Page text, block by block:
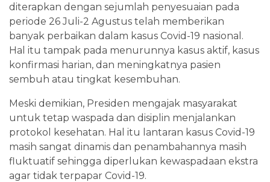
diterapkan dengan sejumlah penyesuaian pada
periode 26 Juli-2 Agustus telah memberikan
banyak perbaikan dalam kasus Covid-19 nasional.
Hal itu tampak pada menurunnya kasus aktif, kasus
konfirmasi harian, dan meningkatnya pasien
sembuh atau tingkat kesembuhan.
Meski demikian, Presiden mengajak masyarakat
untuk tetap waspada dan disiplin menjalankan
protokol kesehatan. Hal itu lantaran kasus Covid-19
masih sangat dinamis dan penambahannya masih
fluktuatif sehingga diperlukan kewaspadaan ekstra
agar tidak terpapar Covid-19.